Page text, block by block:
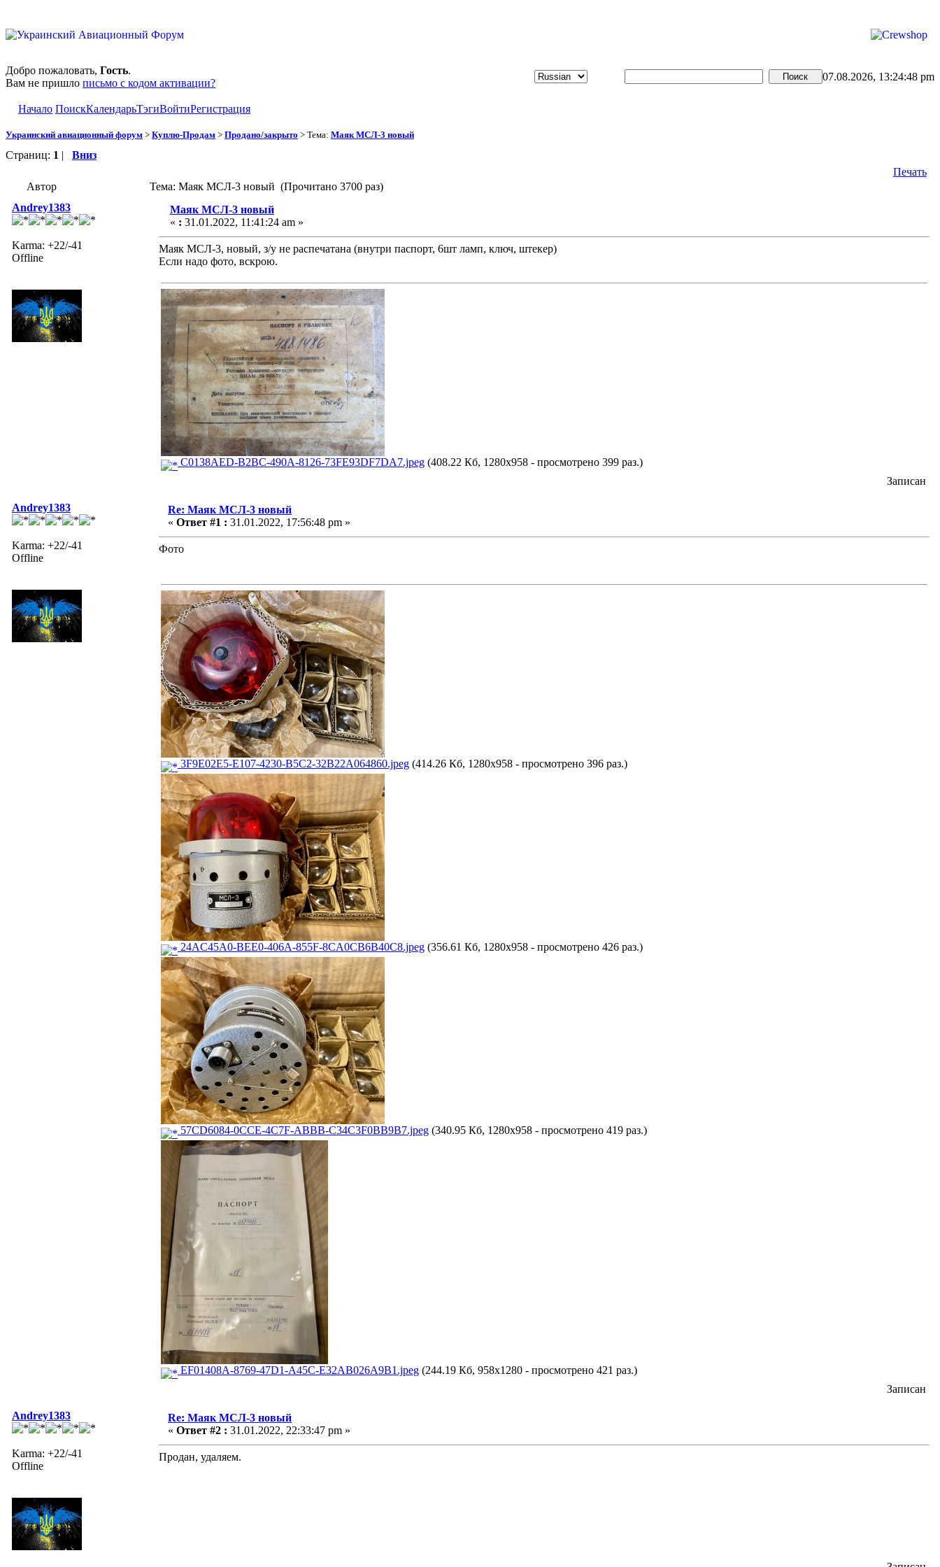
Добро пожаловать, Гость.
Вам не пришло письмо с кодом активации?
07.08.2026, 13:24:48 pm
Начало ПоискКалендарьТэгиВойтиРегистрация
Украинский авиационный форум > Куплю-Продам > Продано/закрыто > Тема: Маяк МСЛ-3 новый
Страниц: 1 | Вниз
Печать
Автор
Тема: Маяк МСЛ-3 новый (Прочитано 3700 раз)
Andrey1383
Karma: +22/-41
Offline
Маяк МСЛ-3 новый
« : 31.01.2022, 11:41:24 am »
Маяк МСЛ-3, новый, з/у не распечатана (внутри паспорт, 6шт ламп, ключ, штекер)
Если надо фото, вскрою.
C0138AED-B2BC-490A-8126-73FE93DF7DA7.jpeg (408.22 Кб, 1280x958 - просмотрено 399 раз.)
Записан
Andrey1383
Karma: +22/-41
Offline
Re: Маяк МСЛ-3 новый
« Ответ #1 : 31.01.2022, 17:56:48 pm »
Фото
3F9E02E5-E107-4230-B5C2-32B22A064860.jpeg (414.26 Кб, 1280x958 - просмотрено 396 раз.)
24AC45A0-BEE0-406A-855F-8CA0CB6B40C8.jpeg (356.61 Кб, 1280x958 - просмотрено 426 раз.)
57CD6084-0CCE-4C7F-ABBB-C34C3F0BB9B7.jpeg (340.95 Кб, 1280x958 - просмотрено 419 раз.)
EF01408A-8769-47D1-A45C-E32AB026A9B1.jpeg (244.19 Кб, 958x1280 - просмотрено 421 раз.)
Записан
Andrey1383
Karma: +22/-41
Offline
Re: Маяк МСЛ-3 новый
« Ответ #2 : 31.01.2022, 22:33:47 pm »
Продан, удаляем.